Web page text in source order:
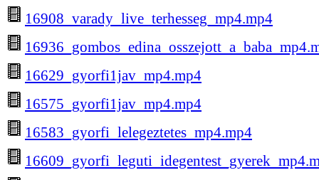
16908_varady_live_terhesseg_mp4.mp4
16629_gyorfi1jav_mp4.mp4
16575_gyorfi1jav_mp4.mp4
16583_gyorfi_lelegeztetes_mp4.mp4